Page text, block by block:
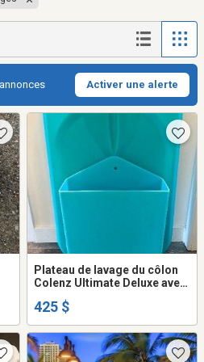
Activer une alerte
Plateau de lavage du côlon
Colenz Ultimate Deluxe avec
425 $